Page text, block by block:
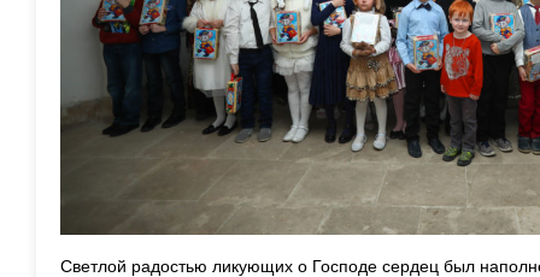
Светлой радостью ликующих о Господе сердец был